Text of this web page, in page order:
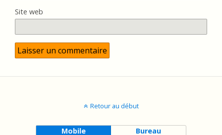
Site web
Retour au début
Mobile Bureau